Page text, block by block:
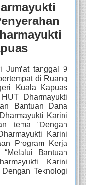
Jum’at tanggal 9
di Ruang
Kuala Kapuas
Dharmayukti
Bantuan Dana
Karini
tema “Dengan
Karini
Program Kerja
Bantuan
Karini
Teknologi